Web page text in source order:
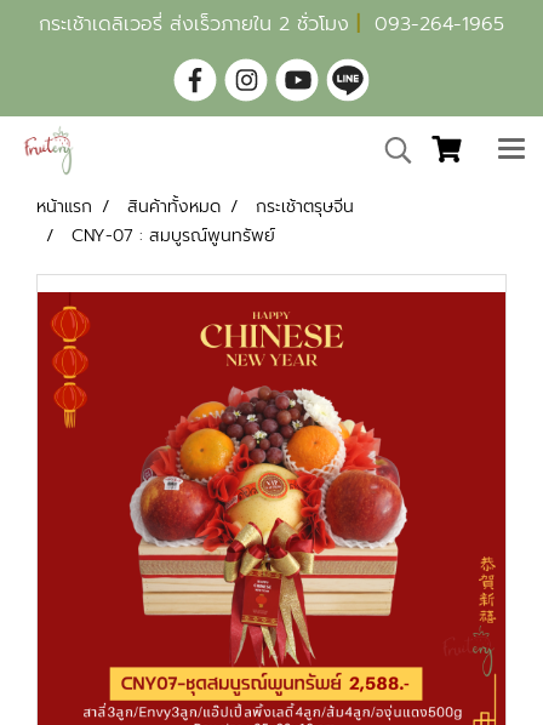
กระเช้าเดลิเวอรี่ ส่งเร็วภายใน 2 ชั่วโมง 093-264-1965
หน้าแรก สินค้าทั้งหมด
กระเช้าตรุษจีน
CNY-07 : สมบูรณ์พูนทรัพย์